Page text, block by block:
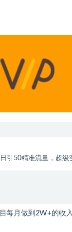
引50精准流量，超
每月做到2W+的收